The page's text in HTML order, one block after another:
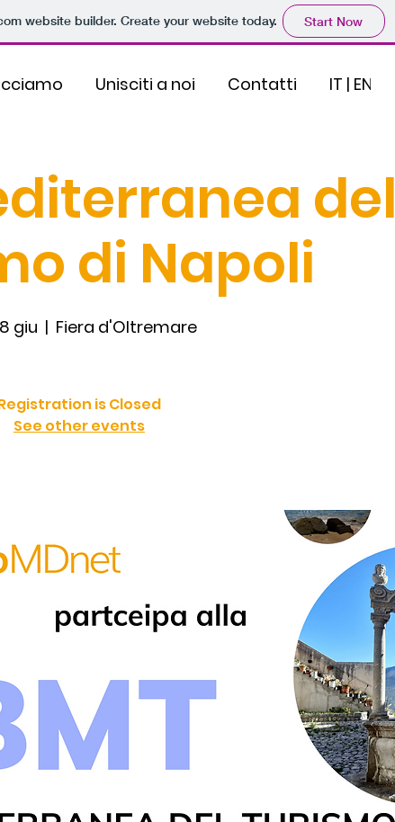
website builder. Create your website today. Start Now
Unisciti a noi Contatti IT | EN
del
di Napoli
giu
  |
Fiera d'Oltremare
is Closed
See other events